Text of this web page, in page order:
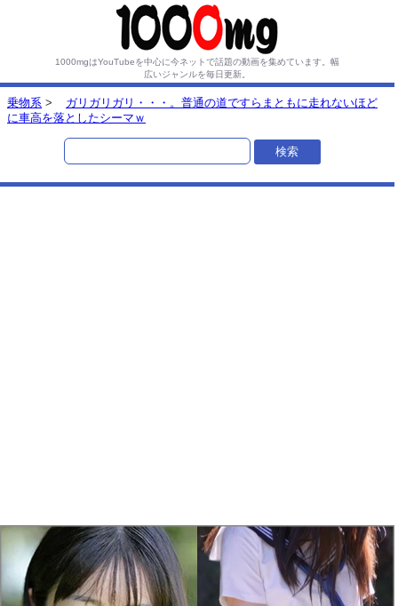
1000mgはYouTubeを中心に今ネットで話題の動画を集めています。 幅
広いジャンルを毎日更新。
乗物系 >
ガリガリガリ・・・。普通の道ですらまともに走れないほど
に車高を落としたシーマｗ